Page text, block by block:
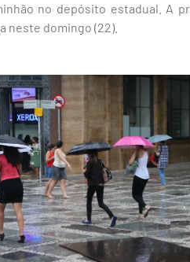
no depósito estadual. A
neste domingo (22).